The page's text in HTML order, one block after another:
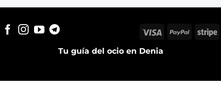
Tu guía del ocio en Denia
Visa PayPal